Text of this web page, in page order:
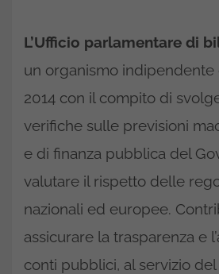
L’Ufficio parlamentare di
un organismo indipendente
2014 con il compito di
verifiche sulle previsioni
e di finanza pubblica del
valutare il rispetto delle
nazionali ed europee.
assicurare la trasparenza e
conti pubblici, al servizio